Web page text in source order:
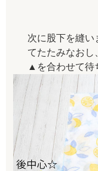
次に股下を縫
てたたみなお
▲を合わせて待